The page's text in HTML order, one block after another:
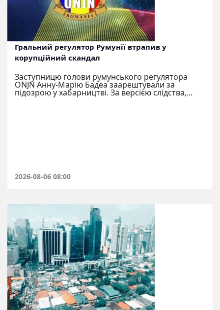
Гральний регулятор Румунії втрапив у
корупційний скандал
Заступницю голови румунського регулятора
ONJN Анну-Марію Бадеа заарештували за
підозрою у хабарництві. За версією слідства,...
2026-08-06 08:00